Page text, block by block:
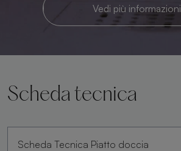
Vedi più informazioni
Scheda tecnica
Scheda Tecnica Piatto doccia